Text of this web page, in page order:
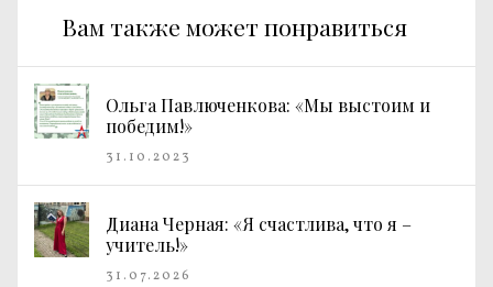
Вам также может понравиться
Ольга Павлюченкова: «Мы выстоим и
победим!»
31.10.2023
Диана Черная: «Я счастлива, что я –
учитель!»
31.07.2026